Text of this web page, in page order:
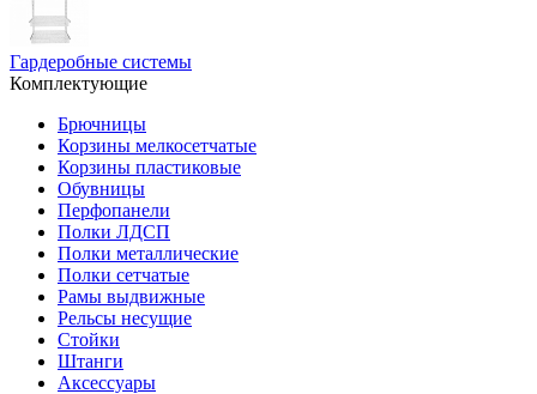
Гардеробные системы
Комплектующие
Брючницы
Корзины мелкосетчатые
Корзины пластиковые
Обувницы
Перфопанели
Полки ЛДСП
Полки металлические
Полки сетчатые
Рамы выдвижные
Рельсы несущие
Стойки
Штанги
Аксессуары